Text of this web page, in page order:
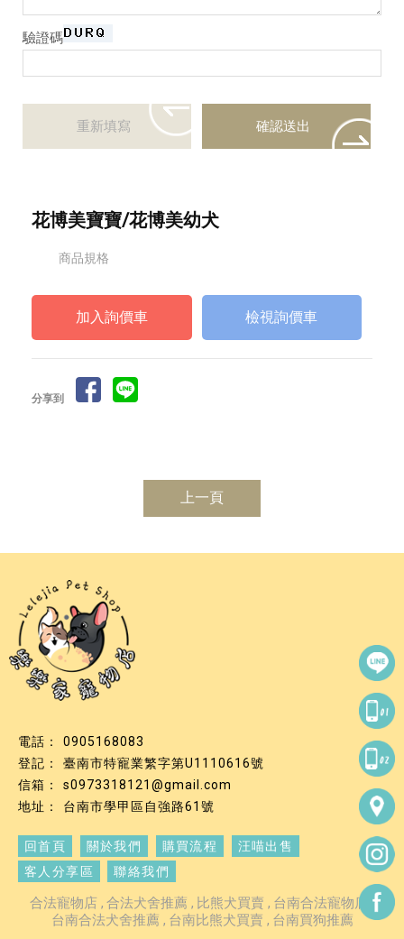
驗證碼
花博美寶寶/花博美幼犬
商品規格
檢視詢價車
分享到
上一頁
0905168083
臺南市特寵業繁字第U1110616號
s0973318121@gmail.com
台南市學甲區自強路61號
回首頁 關於我們 購買流程
汪喵出售
客人分享區
聯絡我們
合法寵物店 合法犬舍推薦 比熊犬買賣
台南合法寵物店
台南合法犬舍推薦
台南比熊犬買賣 台南買狗推薦